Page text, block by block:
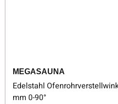
MEGASAUNA
Edelstahl
mm 0-90°